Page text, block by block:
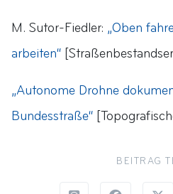
M. Sutor-Fiedler: „Oben
arbeiten“
„Autonome Drohne
Bundesstraße“
BEITRAG